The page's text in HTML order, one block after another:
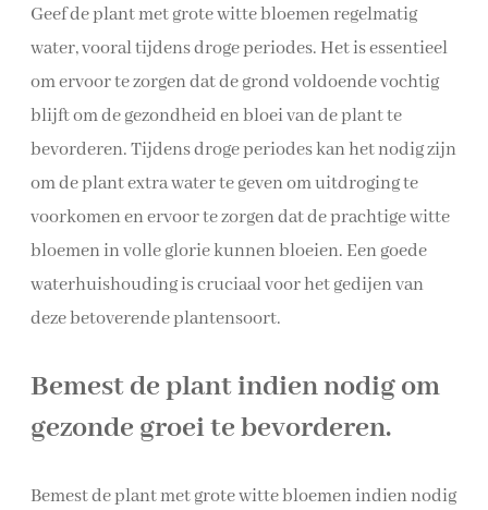
Geef de plant met grote witte bloemen regelmatig
water, vooral tijdens droge periodes. Het is essentieel
om ervoor te zorgen dat de grond voldoende vochtig
blijft om de gezondheid en bloei van de plant te
bevorderen. Tijdens droge periodes kan het nodig zijn
om de plant extra water te geven om uitdroging te
voorkomen en ervoor te zorgen dat de prachtige witte
bloemen in volle glorie kunnen bloeien. Een goede
waterhuishouding is cruciaal voor het gedijen van
deze betoverende plantensoort.
Bemest de plant indien nodig om
gezonde groei te bevorderen.
Bemest de plant met grote witte bloemen indien nodig